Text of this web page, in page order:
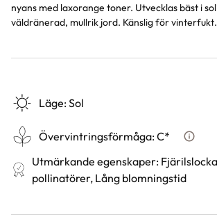
nyans med laxorange toner. Utvecklas bäst i
väldränerad, mullrik jord. Känslig för vinterfukt.
Läge:Sol
Övervintringsförmåga:C* Vad
Utmärkande egenskaper:
pollinatörer, Lång blomningstid